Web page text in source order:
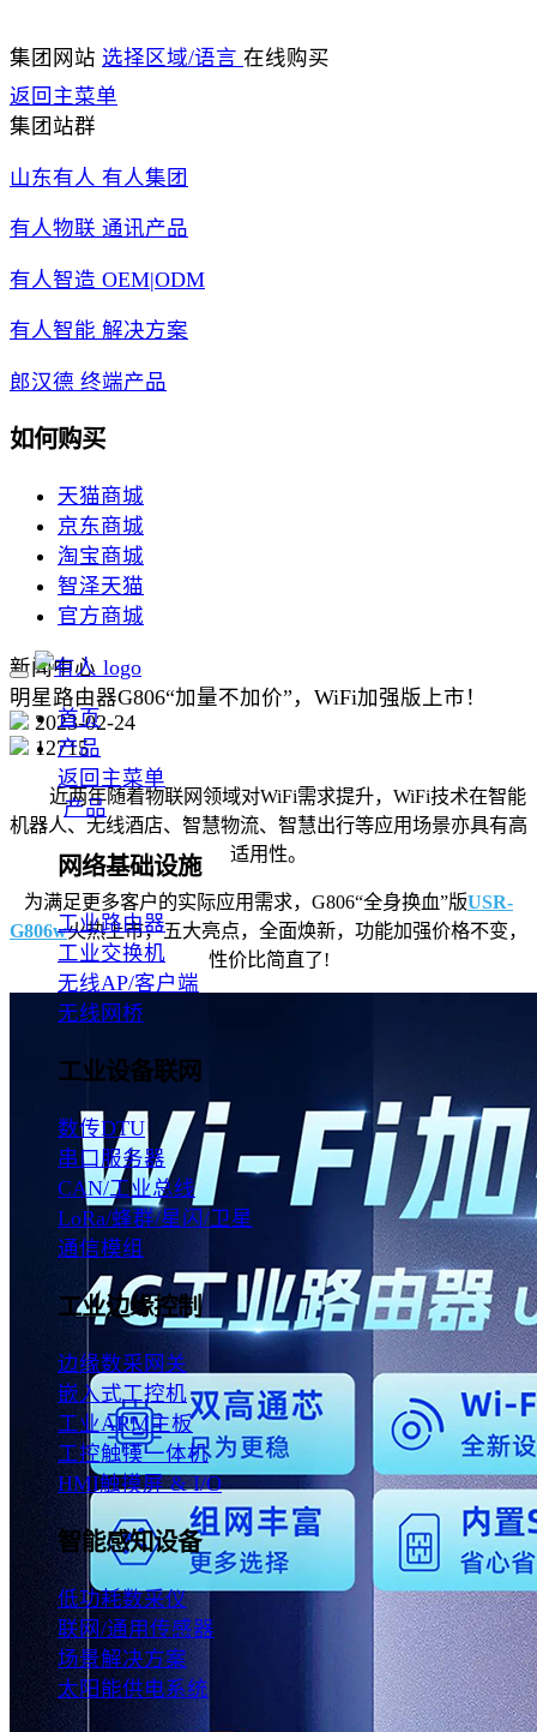
集团网站 选择区域/语言 在线购买
返回主菜单
集团站群
山东有人 有人集团
有人物联 通讯产品
有人智造 OEM|ODM
有人智能 解决方案
郎汉德 终端产品
如何购买
天猫商城
京东商城
淘宝商城
智泽天猫
官方商城
首页
产品
返回主菜单
产品
网络基础设施
工业路由器
工业交换机
无线AP/客户端
无线网桥
工业设备联网
数传DTU
串口服务器
CAN/工业总线
LoRa/蜂群/星闪/卫星
通信模组
工业边缘控制
边缘数采网关
嵌入式工控机
工业ARM主板
工控触摸一体机
HMI触摸屏 & I/O
智能感知设备
低功耗数采仪
联网/通用传感器
场景解决方案
太阳能供电系统
新闻中心
明星路由器G806“加量不加价”，WiFi加强版上市！
2023-02-24
12715
近两年随着物联网领域对WiFi需求提升，WiFi技术在智能
机器人、无线酒店、智慧物流、智慧出行等应用场景亦具有高
适用性。
为满足更多客户的实际应用需求，G806“全身换血”版USR-
G806w火热上市，五大亮点，全面焕新，功能加强价格不变，
性价比简直了!